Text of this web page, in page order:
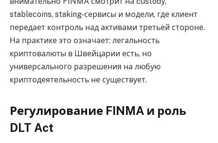
stablecoins, staking-сервисы и модели, где клиент
передает контроль над активами третьей стороне.
На практике это означает: легальность
криптовалюты в Швейцарии есть, но
универсального разрешения на любую
криптодеятельность не существует.
Регулирование FINMA и роль
DLT Act